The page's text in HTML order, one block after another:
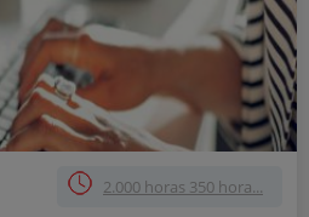
2.000 horas 350 hora...